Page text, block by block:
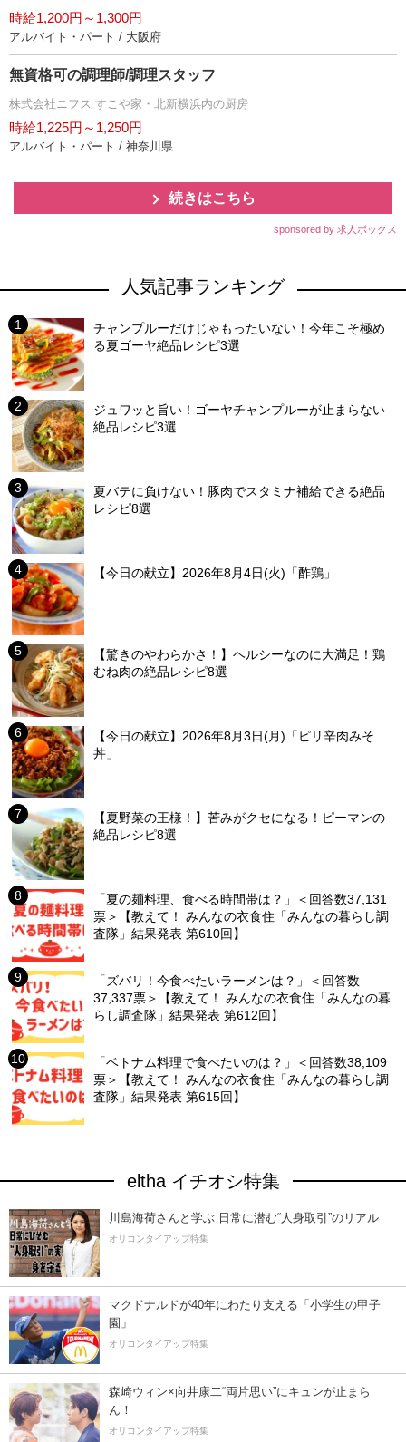
時給1,200円～1,300円
アルバイト・パート / 大阪府
無資格可の調理師/調理スタッフ
株式会社ニフス すこや家・北新横浜内の厨房
時給1,225円～1,250円
アルバイト・パート / 神奈川県
続きはこちら
sponsored by 求人ボックス
人気記事ランキング
チャンプルーだけじゃもったいない！今年こそ極め
る夏ゴーヤ絶品レシピ3選
ジュワッと旨い！ゴーヤチャンプルーが止まらない
絶品レシピ3選
夏バテに負けない！豚肉でスタミナ補給できる絶品
レシピ8選
【今日の献立】2026年8月4日(火)「酢鶏」
【驚きのやわらかさ！】ヘルシーなのに大満足！鶏
むね肉の絶品レシピ8選
【今日の献立】2026年8月3日(月)「ピリ辛肉みそ
丼」
【夏野菜の王様！】苦みがクセになる！ピーマンの
絶品レシピ8選
「夏の麺料理、食べる時間帯は？」＜回答数37,131
票＞【教えて！ みんなの衣食住「みんなの暮らし調
査隊」結果発表 第610回】
「ズバリ！今食べたいラーメンは？」＜回答数
37,337票＞【教えて！ みんなの衣食住「みんなの暮
らし調査隊」結果発表 第612回】
「ベトナム料理で食べたいのは？」＜回答数38,109
票＞【教えて！ みんなの衣食住「みんなの暮らし調
査隊」結果発表 第615回】
eltha イチオシ特集
川島海荷さんと学ぶ 日常に潜む“人身取引”のリアル
オリコンタイアップ特集
マクドナルドが40年にわたり支える「小学生の甲子
園」
オリコンタイアップ特集
森崎ウィン×向井康二“両片思い”にキュンが止まら
ん！
オリコンタイアップ特集